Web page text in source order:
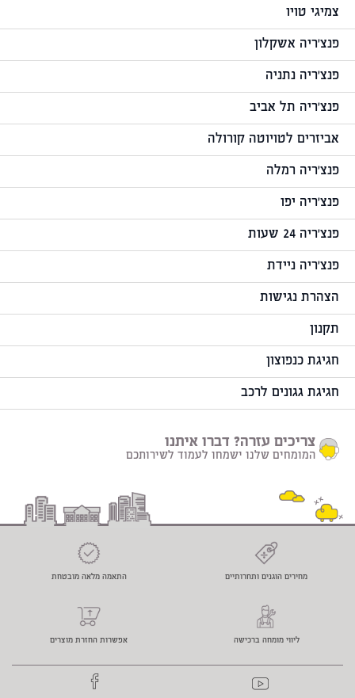
צמיגי טויו
פנצ'ריה אשקלון
פנצ'ריה נתניה
פנצ'ריה תל אביב
אביזרים לטויוטה קורולה
פנצ'ריה רמלה
פנצ'ריה יפו
פנצ'ריה 24 שעות
פנצ'ריה ניידת
הצהרת נגישות
תקנון
חגיגת כנפוצון
חגיגת גגונים לרכב
צריכים עזרה? דברו איתנו
המומחים שלנו ישמחו לעמוד לשירותכם
מחירים הוגנים ותחרותיים התאמה מלאה מובטחת
ליווי מומחה ברכישה אפשרות החזרת מוצרים